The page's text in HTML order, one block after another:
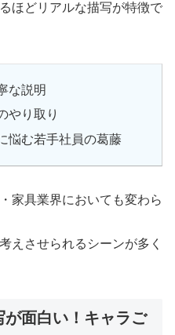
ほどリアルな描写が特徴で
な説明
やり取り
悩む若手社員の葛藤
家具業界においても変わら
えさせられるシーンが多く
が面白い！キャラご